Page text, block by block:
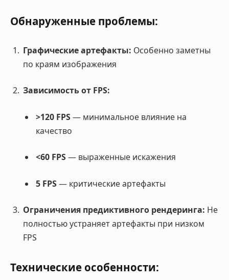
Обнаруженные проблемы:
Графические артефакты: Особенно заметны
по краям изображения
Зависимость от FPS:
>120 FPS— минимальное влияние на
качество
<60 FPS— выраженные искажения
5 FPS— критические артефакты
Ограничения предиктивного рендеринга: Не
полностью устраняет артефакты при низком
FPS
Технические особенности: